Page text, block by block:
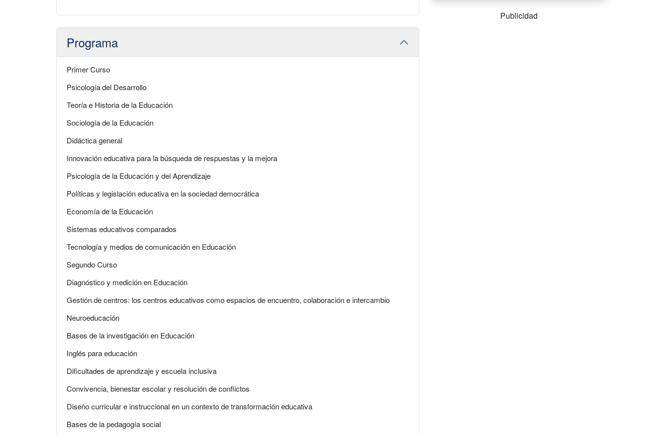
Programa
Primer Curso
Psicología del Desarrollo
Teoría e Historia de la Educación
Sociología de la Educación
Didáctica general
Innovación educativa para la búsqueda de respuestas y la mejora
Psicología de la Educación y del Aprendizaje
Políticas y legislación educativa en la sociedad democrática
Economía de la Educación
Sistemas educativos comparados
Tecnología y medios de comunicación en Educación
Segundo Curso
Diagnóstico y medición en Educación
Gestión de centros: los centros educativos como espacios de encuentro, colaboración e intercambio
Neuroeducación
Bases de la investigación en Educación
Inglés para educación
Dificultades de aprendizaje y escuela inclusiva
Convivencia, bienestar escolar y resolución de conflictos
Diseño curricular e instruccional en un contexto de transformación educativa
Bases de la pedagogía social
Publicidad